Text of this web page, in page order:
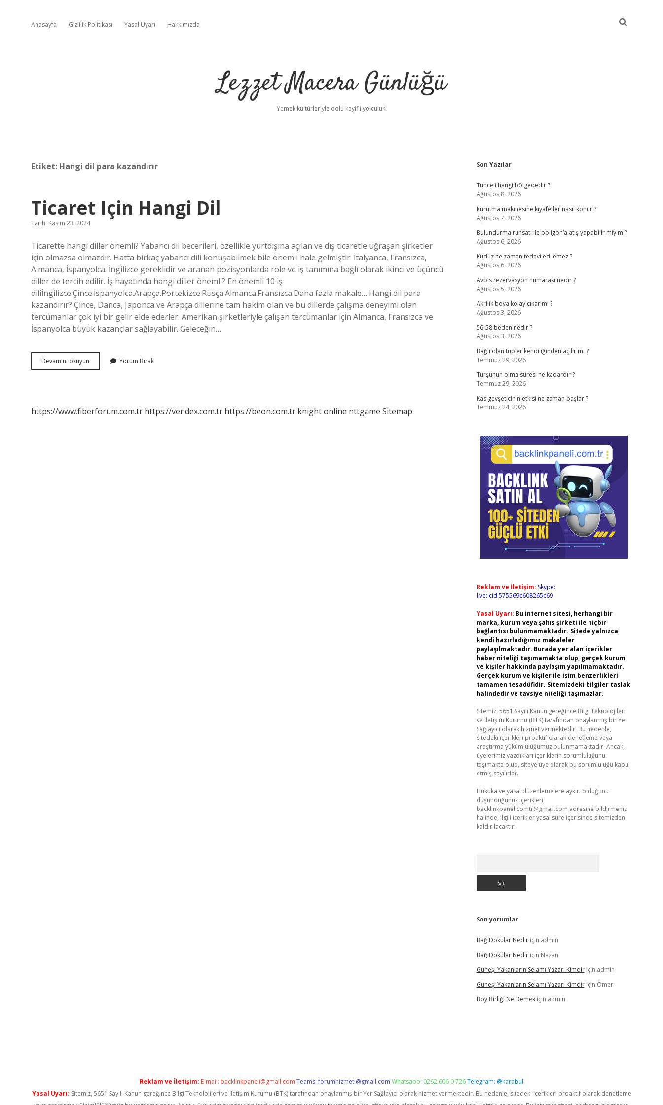
Anasayfa Gizlilik Politikası Yasal Uyarı Hakkımızda
Lezzet Macera Günlüğü
Yemek kültürleriyle dolu keyifli yolculuk!
Etiket: Hangi dil para kazandırır
Ticaret Için Hangi Dil
Tarih: Kasım 23, 2024
Ticarette hangi diller önemli? Yabancı dil becerileri, özellikle yurtdışına açılan ve dış ticaretle uğraşan şirketler
için olmazsa olmazdır. Hatta birkaç yabancı dili konuşabilmek bile önemli hale gelmiştir: İtalyanca, Fransızca,
Almanca, İspanyolca. İngilizce gereklidir ve aranan pozisyonlarda role ve iş tanımına bağlı olarak ikinci ve üçüncü
diller de tercih edilir. İş hayatında hangi diller önemli? En önemli 10 iş
diliİngilizce.Çince.İspanyolca.Arapça.Portekizce.Rusça.Almanca.Fransızca.Daha fazla makale… Hangi dil para
kazandırır? Çince, Danca, Japonca ve Arapça dillerine tam hakim olan ve bu dillerde çalışma deneyimi olan
tercümanlar çok iyi bir gelir elde ederler. Amerikan şirketleriyle çalışan tercümanlar için Almanca, Fransızca ve
İspanyolca büyük kazançlar sağlayabilir. Geleceğin…
Devamını okuyun
Için
Yorum Bırak
https://www.fiberforum.com.tr https://vendex.com.tr https://beon.com.tr knight online nttgame Sitemap
Sidebar
Son Yazılar
Tunceli hangi bölgededir ?
Ağustos 8, 2026
Kurutma makinesine kıyafetler nasıl konur ?
Ağustos 7, 2026
Bulundurma ruhsatı ile poligon’a atış yapabilir miyim ?
Ağustos 6, 2026
Kuduz ne zaman tedavi edilemez ?
Ağustos 6, 2026
Avbis rezervasyon numarası nedir ?
Ağustos 5, 2026
Akrilik boya kolay çıkar mı ?
Ağustos 3, 2026
56-58 beden nedir ?
Ağustos 3, 2026
Bağlı olan tüpler kendiliğinden açılır mı ?
Temmuz 29, 2026
Turşunun olma süresi ne kadardır ?
Temmuz 29, 2026
Kas gevşeticinin etkisi ne zaman başlar ?
Temmuz 24, 2026
Reklam ve İletişim: Skype:
live:.cid.575569c608265c69
Yasal Uyarı: Bu internet sitesi, herhangi bir
marka, kurum veya şahıs şirketi ile hiçbir
bağlantısı bulunmamaktadır. Sitede yalnızca
kendi hazırladığımız makaleler
paylaşılmaktadır. Burada yer alan içerikler
haber niteliği taşımamakta olup, gerçek kurum
ve kişiler hakkında paylaşım yapılmamaktadır.
Gerçek kurum ve kişiler ile isim benzerlikleri
tamamen tesadüfidir. Sitemizdeki bilgiler taslak
halindedir ve tavsiye niteliği taşımazlar.
Sitemiz, 5651 Sayılı Kanun gereğince Bilgi Teknolojileri
ve İletişim Kurumu (BTK) tarafından onaylanmış bir Yer
Sağlayıcı olarak hizmet vermektedir. Bu nedenle,
sitedeki içerikleri proaktif olarak denetleme veya
araştırma yükümlülüğümüz bulunmamaktadır. Ancak,
üyelerimiz yazdıkları içeriklerin sorumluluğunu
taşımakta olup, siteye üye olarak bu sorumluluğu kabul
etmiş sayılırlar.
Hukuka ve yasal düzenlemelere aykırı olduğunu
düşündüğünüz içerikleri,
backlinkpanelicomtr@gmail.com adresine bildirmeniz
halinde, ilgili içerikler yasal süre içerisinde sitemizden
kaldırılacaktır.
Son yorumlar
Bağ Dokular Nediriçin admin
Bağ Dokular Nediriçin Nazan
Güneşi Yakanların Selamı Yazarı Kimdiriçin admin
Güneşi Yakanların Selamı Yazarı Kimdiriçin Ömer
Boy Birliği Ne Demekiçin admin
Reklam ve İletişim: E-mail: backlinkpaneli@gmail.com Teams:forumhizmeti@gmail.com Whatsapp: 0262 606 0 726Telegram: @karabul
Yasal Uyarı: Sitemiz, 5651 Sayılı Kanun gereğince Bilgi Teknolojileri ve İletişim Kurumu (BTK) tarafından onaylanmış bir Yer Sağlayıcı olarak hizmet vermektedir. Bu nedenle, sitedeki içerikleri proaktif olarak denetleme